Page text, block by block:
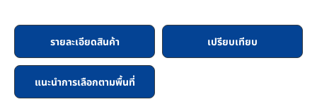
รายละเอียดสินค้า เปรียบเทียบ
แนะนำการเลือกตามพื้นที่